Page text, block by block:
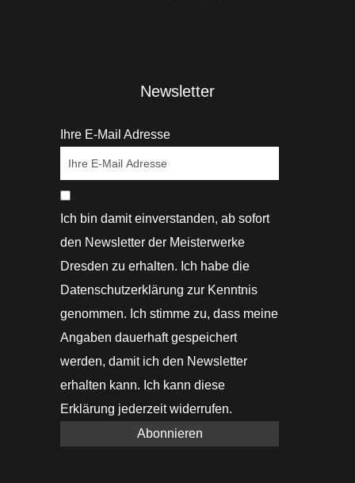
Newsletter
Ihre E-Mail Adresse
Ich bin damit einverstanden, ab sofort
den Newsletter der Meisterwerke
Dresden zu erhalten. Ich habe die
Datenschutzerklärung zur Kenntnis
genommen. Ich stimme zu, dass meine
Angaben dauerhaft gespeichert
werden, damit ich den Newsletter
erhalten kann. Ich kann diese
Erklärung jederzeit widerrufen.